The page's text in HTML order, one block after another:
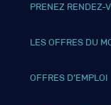
PRENEZ RENDEZ-
LES OFFRES DU
OFFRES D’EMPLOI